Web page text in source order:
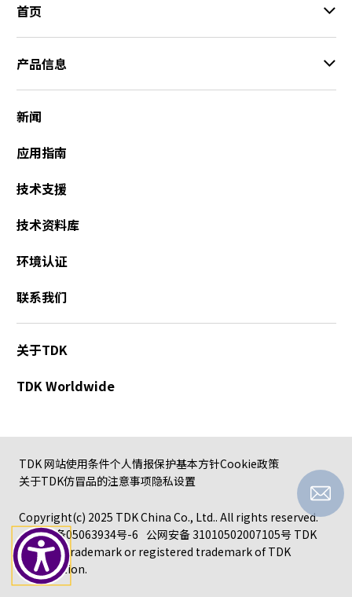
首页
产品信息
新闻
应用指南
技术支援
技术资料库
环境认证
联系我们
关于TDK
TDK Worldwide
TDK 网站使用条件个人情报保护基本方针Cookie政策
关于TDK仿冒品的注意事项隐私设置
Copyright(c) 2025 TDK China Co., Ltd.. All rights reserved.
沪ICP备05063934号-6 公网安备 31010502007105号 TDK
logo is a trademark or registered trademark of TDK
Corporation.